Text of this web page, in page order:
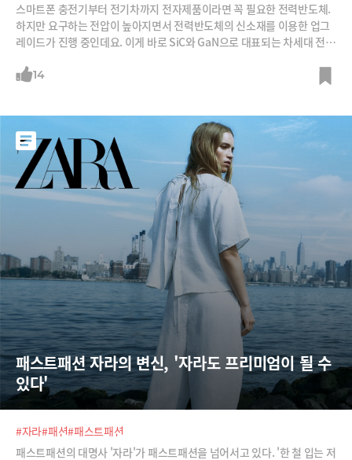
스마트폰 충전기부터 전기차까지 전자제품이라면 꼭 필요한 전력반도체.
하지만 요구하는 전압이 높아지면서 전력반도체의 신소재를 이용한 업그
레이드가 진행 중인데요. 이게 바로 SiC와 GaN으로 대표되는 차세대 전력
스트 TSMC’가 될 가능성도 높다고 하죠. 기업들은 물론이고 전 세계 주요
14
패스트패션 자라의 변신, '자라도 프리미엄이 될 수
있다'
#자라#패션#패스트패션
패스트패션의 대명사 '자라'가 패스트패션을 넘어서고 있다. '한 철 입는 저